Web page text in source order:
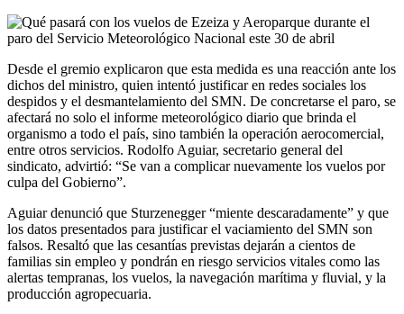
Desde el gremio explicaron que esta medida es una reacción ante los
dichos del ministro, quien intentó justificar en redes sociales los
despidos y el desmantelamiento del SMN. De concretarse el paro, se
afectará no solo el informe meteorológico diario que brinda el
organismo a todo el país, sino también la operación aerocomercial,
entre otros servicios. Rodolfo Aguiar, secretario general del
sindicato, advirtió: “Se van a complicar nuevamente los vuelos por
culpa del Gobierno”.
Aguiar denunció que Sturzenegger “miente descaradamente” y que
los datos presentados para justificar el vaciamiento del SMN son
falsos. Resaltó que las cesantías previstas dejarán a cientos de
familias sin empleo y pondrán en riesgo servicios vitales como las
alertas tempranas, los vuelos, la navegación marítima y fluvial, y la
producción agropecuaria.